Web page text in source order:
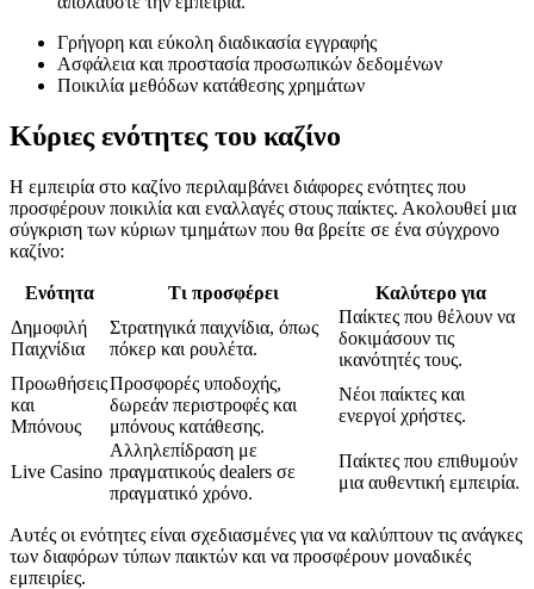
Γρήγορη και εύκολη διαδικασία εγγραφής
Ασφάλεια και προστασία προσωπικών δεδομένων
Ποικιλία μεθόδων κατάθεσης χρημάτων
Κύριες ενότητες του καζίνο
Η εμπειρία στο καζίνο περιλαμβάνει διάφορες ενότητες που
προσφέρουν ποικιλία και εναλλαγές στους παίκτες. Ακολουθεί μια
σύγκριση των κύριων τμημάτων που θα βρείτε σε ένα σύγχρονο
καζίνο:
Ενότητα Τι προσφέρει
Καλύτερο για
Δημοφιλή
Παιχνίδια
Στρατηγικά παιχνίδια, όπως
πόκερ και ρουλέτα.
Παίκτες που θέλουν να
δοκιμάσουν τις
ικανότητές τους.
Προωθήσεις
και
Μπόνους
Προσφορές υποδοχής,
δωρεάν περιστροφές και
μπόνους κατάθεσης.
Νέοι παίκτες και
ενεργοί χρήστες.
Live Casino
Αλληλεπίδραση με
πραγματικούς dealers σε
πραγματικό χρόνο.
Παίκτες που επιθυμούν
μια αυθεντική εμπειρία.
Αυτές οι ενότητες είναι σχεδιασμένες για να καλύπτουν τις ανάγκες
των διαφόρων τύπων παικτών και να προσφέρουν μοναδικές
εμπειρίες.